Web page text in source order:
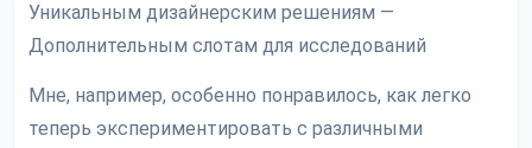
Уникальным дизайнерским решениям —
Дополнительным слотам для исследований
Мне, например, особенно понравилось, как легко
теперь экспериментировать с различными